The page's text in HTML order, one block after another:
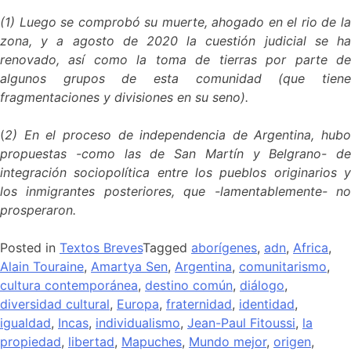
(1) Luego se comprobó su muerte, ahogado en el rio de la
zona, y a agosto de 2020 la cuestión judicial se ha
renovado, así como la toma de tierras por parte de
algunos grupos de esta comunidad (que tiene
fragmentaciones y divisiones en su seno).
(2) En el proceso de independencia de Argentina, hubo
propuestas -como las de San Martín y Belgrano- de
integración sociopolítica entre los pueblos originarios y
los inmigrantes posteriores, que -lamentablemente- no
prosperaron.
Posted in Textos BrevesTagged aborígenes, adn, Africa,
Alain Touraine, Amartya Sen, Argentina, comunitarismo,
cultura contemporánea, destino común, diálogo,
diversidad cultural, Europa, fraternidad, identidad,
igualdad, Incas, individualismo, Jean-Paul Fitoussi, la
propiedad, libertad, Mapuches, Mundo mejor, origen,